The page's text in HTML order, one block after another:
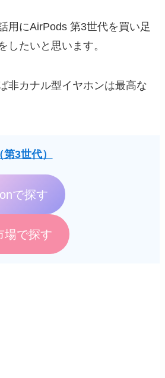
用にAirPods 第3世代を買い足
したいと思います。
非カナル型イヤホンは最高な
3世代）
で探す
場で探す